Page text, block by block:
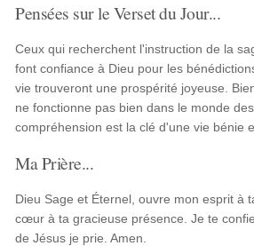
Pensées sur le Verset du Jour...
Ceux qui recherchent l'instruction de la
font confiance à Dieu pour les
vie trouveront une prospérité joyeuse.
ne fonctionne pas bien dans le monde
compréhension est la clé d'une vie bénie
Ma Prière...
Dieu Sage et Éternel, ouvre mon esprit à
cœur à ta gracieuse présence. Je te
de Jésus je prie. Amen.